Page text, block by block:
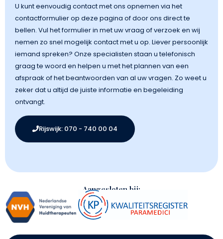
U kunt eenvoudig contact met ons opnemen via het
contactformulier op deze pagina of door ons direct te
bellen. Vul het formulier in met uw vraag of verzoek en wij
nemen zo snel mogelijk contact met u op. Liever persoonlijk
iemand spreken? Onze specialisten staan u telefonisch
graag te woord en helpen u met het plannen van een
afspraak of het beantwoorden van al uw vragen. Zo weet u
zeker dat u altijd de juiste informatie en begeleiding
ontvangt.
Rijswijk: 070 - 740 00 04
Aangesloten bij: